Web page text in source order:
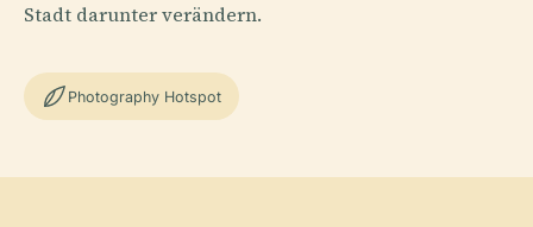
Stadt darunter verändern.
Photography Hotspot